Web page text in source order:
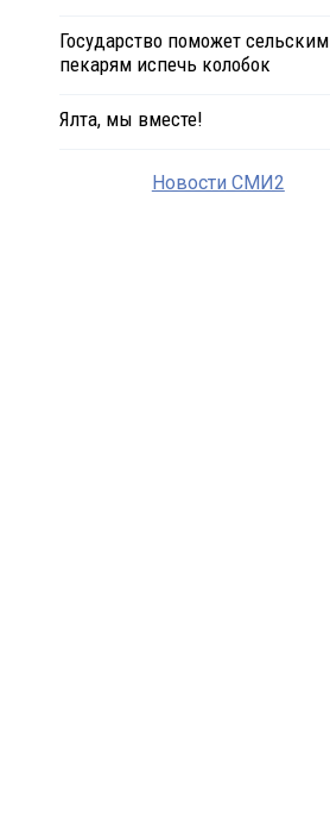
Государство поможет сельским
пекарям испечь колобок
Ялта, мы вместе!
Новости СМИ2